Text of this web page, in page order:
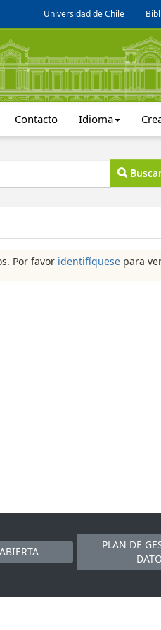
Universidad de Chile
Contacto Idioma
Por favor identifíquese para
PLAN DE